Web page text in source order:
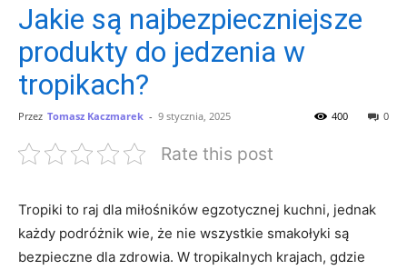
Jakie są najbezpieczniejsze
produkty do jedzenia w
tropikach?
Przez Tomasz Kaczmarek - 9 stycznia, 2025 0
400
Rate this post
Tropiki to raj‌ dla miłośników egzotycznej kuchni, ⁤jednak
każdy podróżnik ​wie, że ⁢nie wszystkie smakołyki są
bezpieczne dla⁣ zdrowia. W tropikalnych krajach,⁤ gdzie